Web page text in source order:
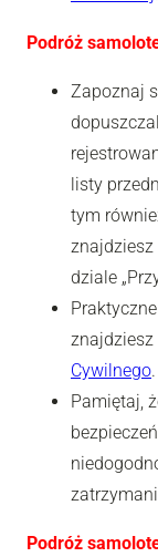
Podróż
Zapoznaj
listy
tym
dziale
Cywilnego.
Pamiętaj,
Podróż